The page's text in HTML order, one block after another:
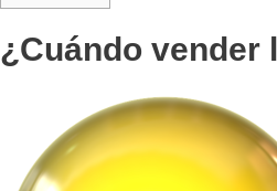
¿Cuándo vender